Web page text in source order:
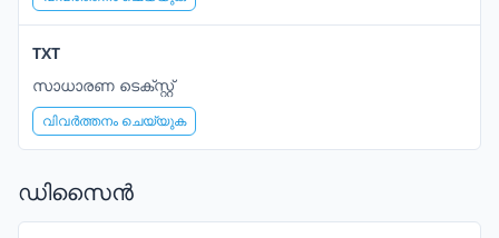
TXT
സാധാരണ ടെക്സ്റ്റ്
വിവർത്തനം ചെയ്യുക
ഡിസൈൻ